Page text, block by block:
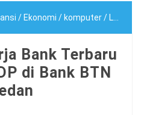
/ Ekonomi / komputer/ Lowongan Bank
Bank Terbaru
di Bank BTN